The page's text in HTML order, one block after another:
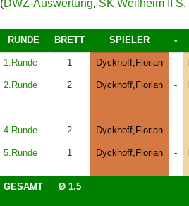
( DWZ-Auswertung, SK Weilheim II S,
RUNDE BRETT SPIELER -
1.Runde 1 Dyckhoff,Florian -
2.Runde 2 Dyckhoff,Florian -
4.Runde 2 Dyckhoff,Florian -
5.Runde 1 Dyckhoff,Florian -
GESAMT Ø 1.5